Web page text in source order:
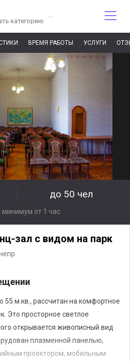
категорию
ВРЕМЯ РАБОТЫ УСЛУГИ
до 50 чел
от 1 час
зал с видом на парк
м.кв., рассчитан на комфортное
Это просторное светлое
открывается живописный вид
плазменной панелью,
проектором, мобильным